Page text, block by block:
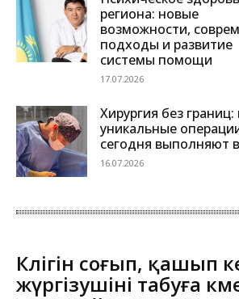
региона: новые
возможности,
подходы и развитие
системы помощи
17.07.2026
Хирургия без границ:
уникальные
сегодня выполняют
16.07.2026